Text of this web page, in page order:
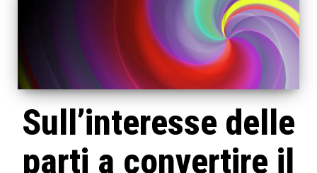
Sull’interesse delle
parti a convertire il